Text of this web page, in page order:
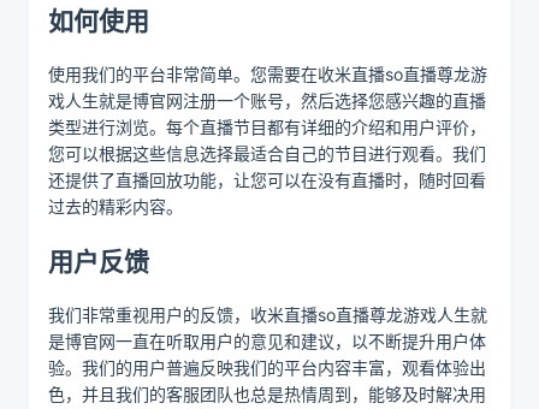
如何使用
使用我们的平台非常简单。您需要在收米直播so直播尊龙游
戏人生就是博官网注册一个账号，然后选择您感兴趣的直播
类型进行浏览。每个直播节目都有详细的介绍和用户评价，
您可以根据这些信息选择最适合自己的节目进行观看。我们
还提供了直播回放功能，让您可以在没有直播时，随时回看
过去的精彩内容。
用户反馈
我们非常重视用户的反馈，收米直播so直播尊龙游戏人生就
是博官网一直在听取用户的意见和建议，以不断提升用户体
验。我们的用户普遍反映我们的平台内容丰富，观看体验出
色，并且我们的客服团队也总是热情周到，能够及时解决用